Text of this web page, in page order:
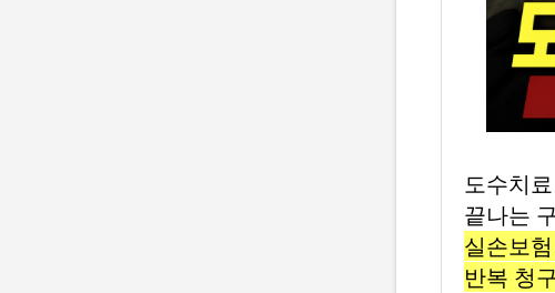
도수치
끝나는
실손보
반복 청